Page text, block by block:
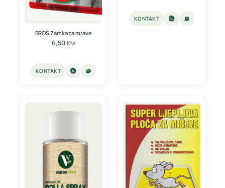
BROS Zamka za mrave
6,50 KM
KONTAKT
KONTAKT